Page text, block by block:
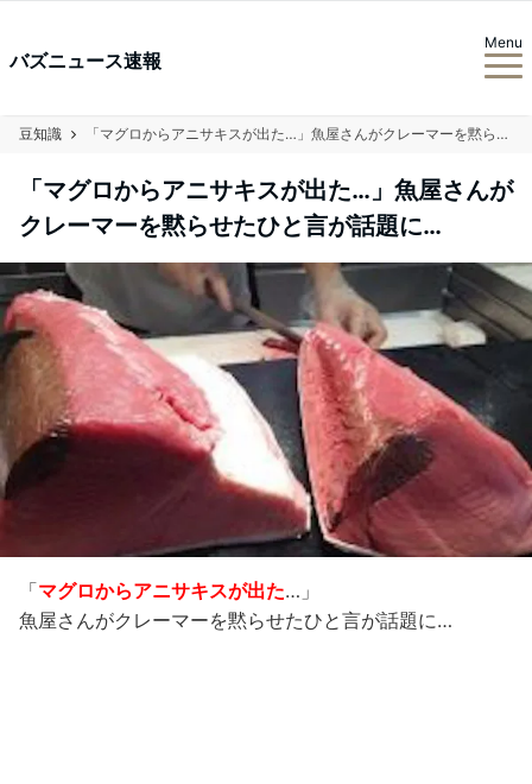
バズニュース速報
Menu
豆知識 「マグロからアニサキスが出た…」魚屋さんがクレーマーを黙らせたひと言が話題に…
「マグロからアニサキスが出た…」魚屋さんが
クレーマーを黙らせたひと言が話題に…
「マグロからアニサキスが出た…」
魚屋さんがクレーマーを黙らせたひと言が話題に…